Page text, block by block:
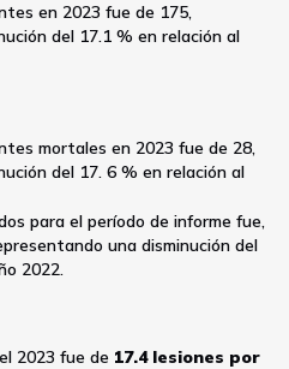
en 2023 fue de 175,
del 17.1 % en relación al
mortales en 2023 fue de 28,
del 17. 6 % en relación al
para el período de informe fue,
una disminución del
2022.
2023 fue de 17.4 lesiones por